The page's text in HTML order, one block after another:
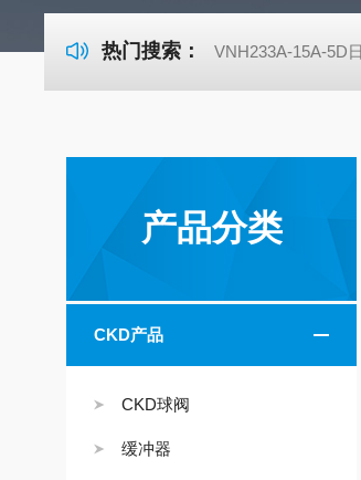
热门搜索： VNH233A-15A-5D
产品分类
CKD产品
CKD球阀
缓冲器